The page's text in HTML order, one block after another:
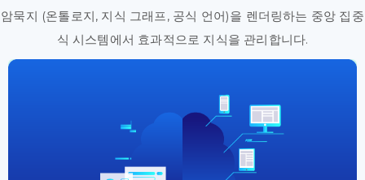
암묵지 (온톨로지, 지식 그래프, 공식 언어)을 렌더링하는 중앙 집중
식 시스템에서 효과적으로 지식을 관리합니다.